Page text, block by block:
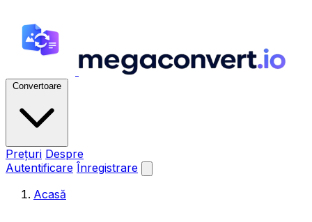
Convertoare
Prețuri Despre
Autentificare Înregistrare
Acasă